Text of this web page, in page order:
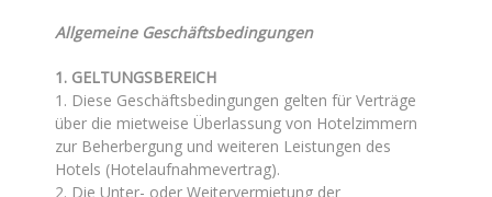
Allgemeine Geschäftsbedingungen
1. GELTUNGSBEREICH
1. Diese Geschäftsbedingungen gelten für Verträge
über die mietweise Überlassung von Hotelzimmern
zur Beherbergung und weiteren Leistungen des
Hotels (Hotelaufnahmevertrag).
2. Die Unter- oder Weitervermietung der